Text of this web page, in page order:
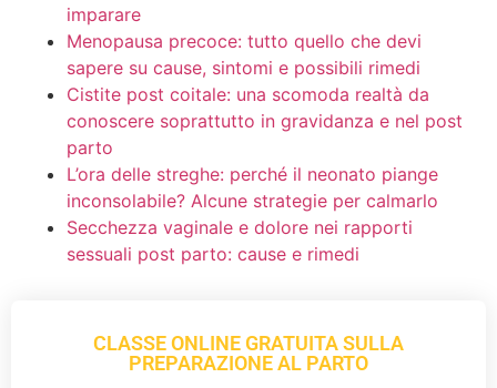
imparare
Menopausa precoce: tutto quello che devi
sapere su cause, sintomi e possibili rimedi
Cistite post coitale: una scomoda realtà da
conoscere soprattutto in gravidanza e nel post
parto
L’ora delle streghe: perché il neonato piange
inconsolabile? Alcune strategie per calmarlo
Secchezza vaginale e dolore nei rapporti
sessuali post parto: cause e rimedi
CLASSE ONLINE GRATUITA SULLA
PREPARAZIONE AL PARTO